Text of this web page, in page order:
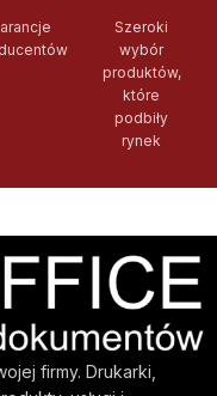
Szeroki
wybór
produktów,
które
podbiły
rynek
firmy. Drukarki,